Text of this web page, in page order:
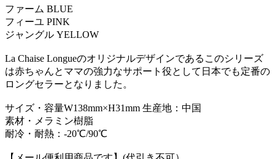
ファーム BLUE
フィーユ PINK
ジャングル YELLOW
La Chaise Longueのオリジナルデザインであるこのシリーズ
は赤ちゃんとママの強力なサポート役として日本でも定番の
ロングセラーとなりました。
サイズ・容量W138mm×H31mm 生産地：中国
素材・メラミン樹脂
耐冷・耐熱：-20℃/90℃